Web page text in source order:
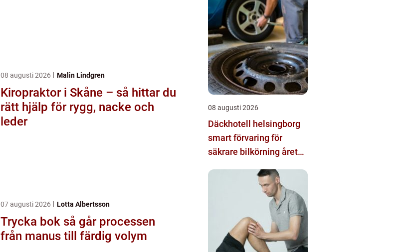
08 augusti 2026 Malin Lindgren
Kiropraktor i Skåne – så hittar du
rätt hjälp för rygg, nacke och
leder
07 augusti 2026 Lotta Albertsson
Trycka bok så går processen
från manus till färdig volym
08 augusti 2026
Däckhotell helsingborg
smart förvaring för
säkrare bilkörning året